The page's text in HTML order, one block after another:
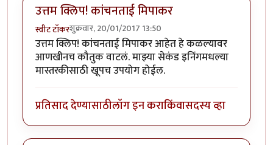
उत्तम क्लिप! कांचनताई मिपाकर
स्वीट टॉकरशुक्रवार, 20/01/2017 13:50
उत्तम क्लिप! कांचनताई मिपाकर आहेत हे कळल्यावर
आणखीनच कौतुक वाटलं. माझ्या सेकंड इनिंगमधल्या
मास्तरकीसाठी खूपच उपयोग होईल.
प्रतिसाद देण्यासाठीलॉग इन कराकिंवासदस्य व्हा